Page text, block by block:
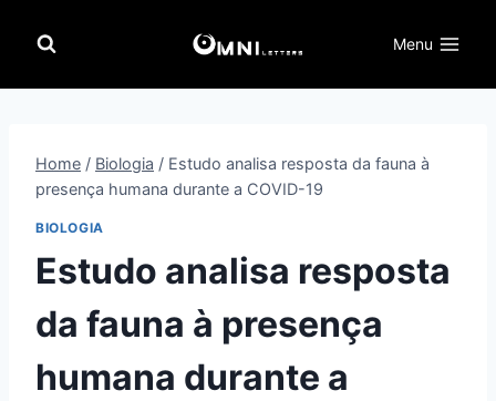
para
Menu
Home / Biologia / Estudo analisa resposta da fauna à
presença humana durante a COVID-19
BIOLOGIA
Estudo analisa resposta
da fauna à presença
humana durante a